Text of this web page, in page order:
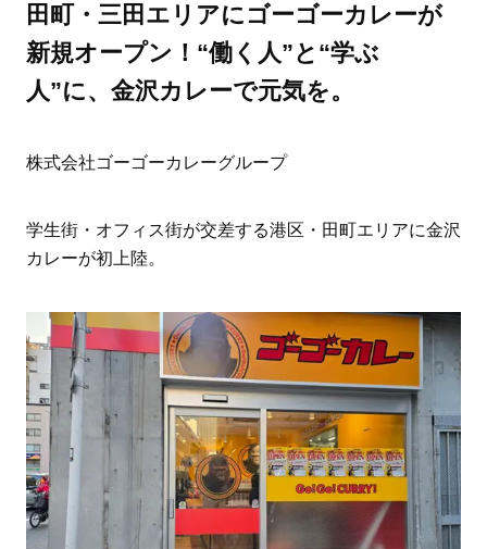
ママとパパに贈る「ジェンダーレ
田町・三田エリアにゴーゴーカレーが
新規オープン！“働く人”と“学ぶ
人”に、金沢カレーで元気を。
株式会社ゴーゴーカレーグループ
学生街・オフィス街が交差する港区・田町エリアに金沢
カレーが初上陸。